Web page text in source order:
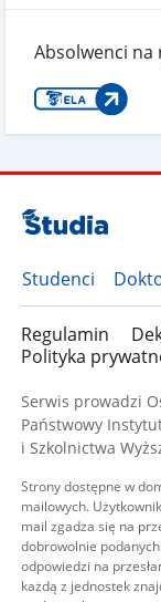
Absolwenci na
Studenci
Regulamin
Polityka
Serwis prowadzi
Państwowy
i Szkolnictwa
Strony dostępne w
mailowych.
mail zgadza się na
dobrowolnie
odpowiedzi na
każdą z jednostek